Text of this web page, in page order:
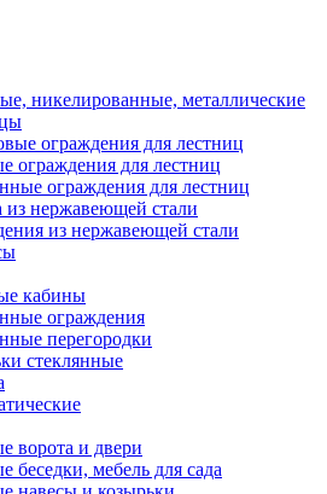
никелированные, металлические
ограждения для лестниц
ограждения для лестниц
ограждения для лестниц
из нержавеющей стали
из нержавеющей стали
кабины
ограждения
перегородки
стеклянные
ворота и двери
беседки, мебель для сада